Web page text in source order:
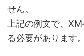
せん。
上記の例文で、
る必要があります。